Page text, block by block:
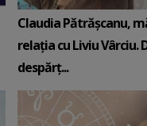
Claudia Pătrășcanu,
relația cu Liviu Vârciu.
despărț...